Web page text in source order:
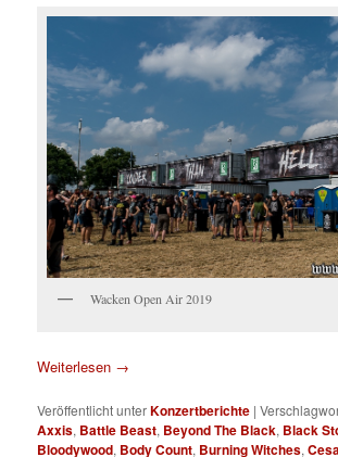
Wacken Open Air 2019
Weiterlesen →
Veröffentlicht unterKonzertberichte |
Axxis, Battle Beast, Beyond The Black, Black
Bloodywood, Body Count, Burning Witches,